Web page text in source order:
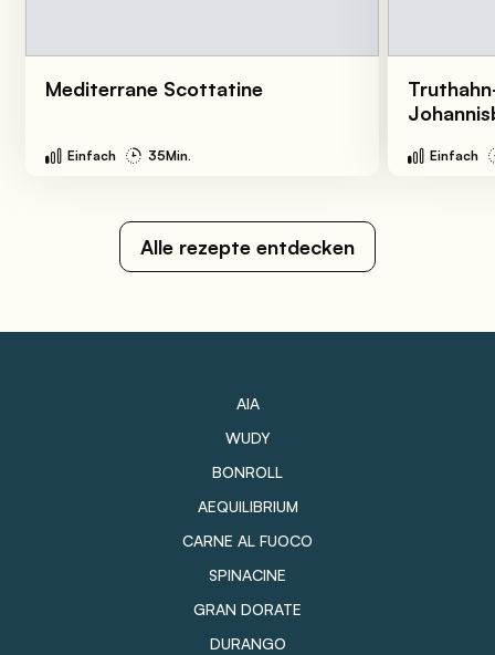
Mediterrane Scottatine
Einfach 35Min. Einfach
Alle rezepte entdecken
AIA
WUDY
BONROLL
AEQUILIBRIUM
CARNE AL FUOCO
SPINACINE
GRAN DORATE
DURANGO